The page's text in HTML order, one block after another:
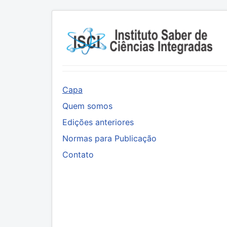
Capa
Quem somos
Edições anteriores
Normas para Publicação
Contato